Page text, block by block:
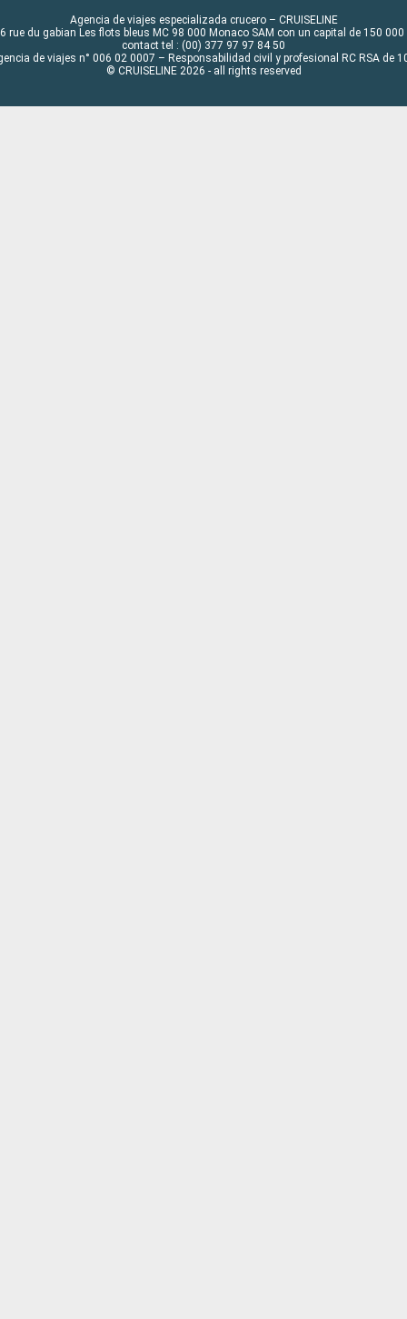
Agencia de viajes especializada crucero – CRUISELINE
rue du gabian Les flots bleus MC 98 000 Monaco SAM con un capital de 150 000
contact tel : (00) 377 97 97 84 50
de viajes n° 006 02 0007 – Responsabilidad civil y profesional RC RSA de
© CRUISELINE 2026 - all rights reserved